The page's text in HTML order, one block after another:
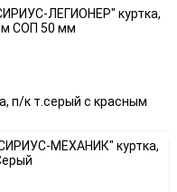
п/к т.серый с красным